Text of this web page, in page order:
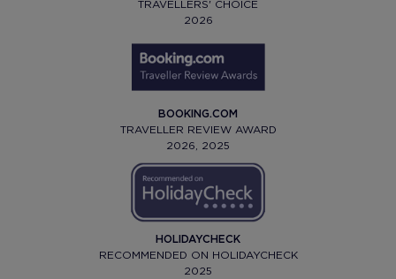
TRAVELLERS' CHOICE
2026
BOOKING.COM
TRAVELLER REVIEW AWARD
2026, 2025
HOLIDAYCHECK
RECOMMENDED ON HOLIDAYCHECK
2025